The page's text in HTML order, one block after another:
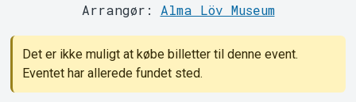
MyTickster
Arrangør: Alma Löv Museum
Det er ikke muligt at købe billetter til denne event.
Eventet har allerede fundet sted.